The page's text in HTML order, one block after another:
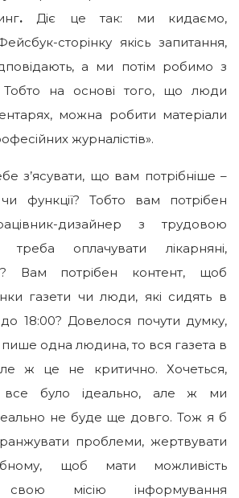
.Діє це так: ми кидаємо,
сторінку якісь запитання,
а ми потім робимо з
Тобто на основі того, що люди
можна робити матеріали
журналістів».
з’ясувати, що вам потрібніше –
функції? Тобто вам потрібен
дизайнер з трудовою
оплачувати лікарняні,
Вам потрібен контент, щоб
газети чи люди, які сидять в
до 18:00? Довелося почути думку,
одна людина, то вся газета в
ж це не критично. Хочеться,
все було ідеально, але ж ми
не буде ще довго. Тож я б
проблеми, жертвувати
щоб мати можливість
свою місію інформування